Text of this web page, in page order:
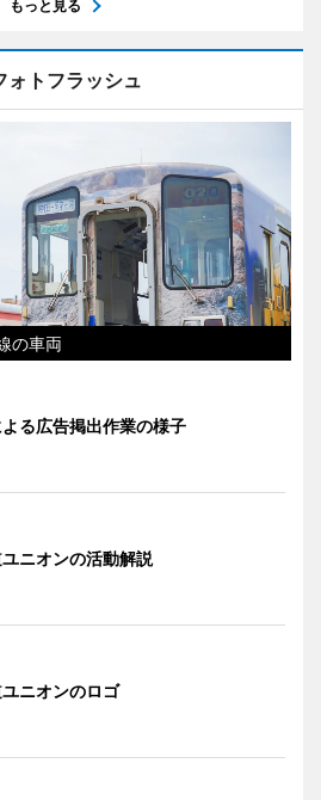
もっと見る
ォトフラッシュ
の車両
る広告掲出作業の様子
ニオンの活動解説
ニオンのロゴ